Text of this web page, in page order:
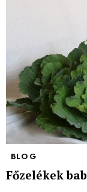
BLOG
Főzelékek